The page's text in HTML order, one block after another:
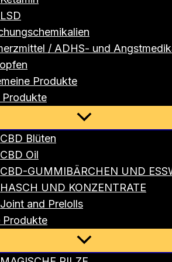
LSD
/ ADHS- und
Produkte
Produkte
Menü
umschalten
CBD Blüten
CBD Oil
CBD-GUMMIBÄRCHEN UND
HASCH UND KONZENTRATE
Joint and Prelolls
Produkte
Menü
umschalten